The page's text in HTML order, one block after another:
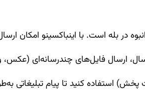
در بله است. با اینباکسینو
ارسال فایل‌های چندرسانه‌ای
پخش) استفاده کنید تا پیام تبلیغاتی